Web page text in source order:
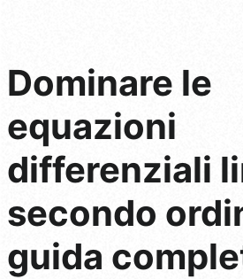
Dominare le
equazioni
differenziali
secondo
guida